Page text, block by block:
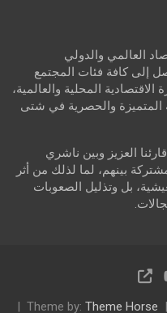
العالمي والدولي
إلى كافة فئات المجتمع
المحلية والعالمية،
المتميزة والحصرية في شتى
العزيز وبين ناشري
بينهم، لما لذلك من أثر
بل وتذليل الصعوبات
Theme by: Theme Horse